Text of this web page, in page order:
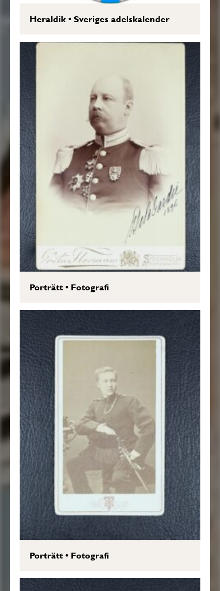
Heraldik•Sveriges adelskalender
Porträtt• Fotografi
Porträtt• Fotografi